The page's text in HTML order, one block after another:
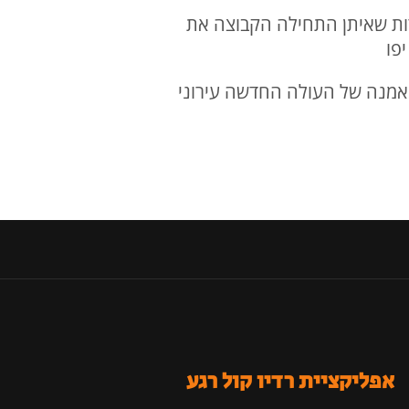
הנקודות שאיתן התחילה הקבוצה את
של העולה החדשה עירוני
אפליקציית רדיו קול רגע